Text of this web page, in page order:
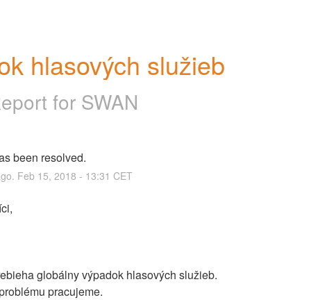
hlasových služieb
for SWAN
been resolved.
Feb 15, 2018 - 13:31 CET
globálny výpadok hlasových služieb.
pracujeme.